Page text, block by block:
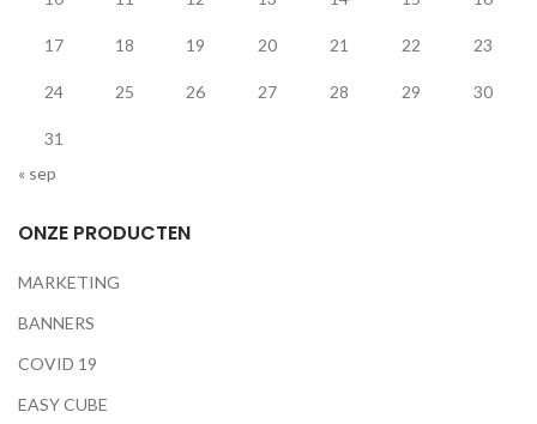
17 18 19 20 21 22 23
24 25 26 27 28 29 30
31
« sep
ONZE PRODUCTEN
MARKETING
BANNERS
COVID 19
EASY CUBE